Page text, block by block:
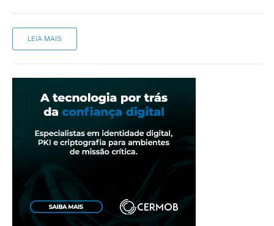
LEIA MAIS